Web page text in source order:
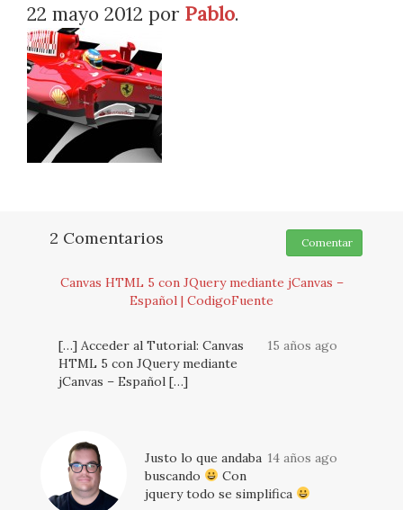
22 mayo 2012 por Pablo.
2 Comentarios Comentar
Canvas HTML 5 con JQuery mediante jCanvas –
Español | CodigoFuente
15 años ago
[…] Acceder al Tutorial: Canvas
HTML 5 con JQuery mediante
jCanvas – Español […]
14 años ago
Justo lo que andaba
buscando
Con
jquery todo se simplifica